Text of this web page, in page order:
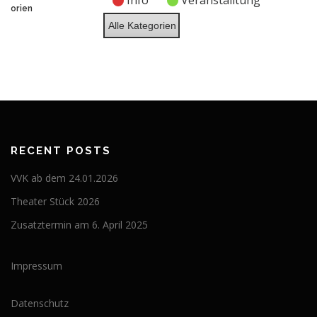
2026
2026
2026
2026
orien
Alle Kategorien
RECENT POSTS
VVK ab dem 24.01.2026
Theater Stück 2026
Zusatztermin am 6. April 2025
Impressum
Datenschutz